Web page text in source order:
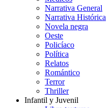
Narrativa General
Narrativa Histórica
Novela negra
Oeste
Policíaco
Política
Relatos
Romántico
Terror
Thriller
Infantil y Juvenil